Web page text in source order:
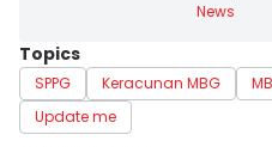
News
Topics
SPPG Keracunan MBG
Update me